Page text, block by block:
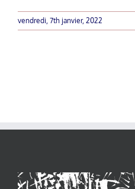
vendredi, 7th janvier, 2022